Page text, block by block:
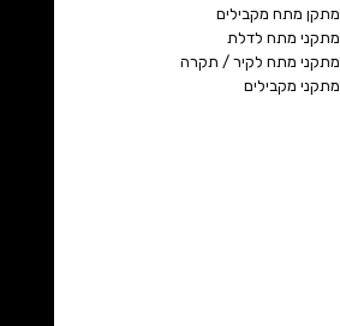
מתקן מתח מקבילים
מתקני מתח לדלת
מתקני מתח לקיר / תקרה
מתקני מקבילים